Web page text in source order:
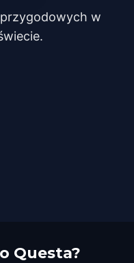
w
Questa?